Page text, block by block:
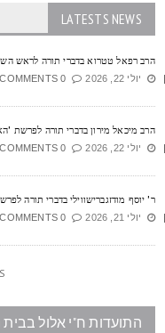
LATESTS NEWS
רפאל טטרוא בדברי תורה לראש השנה
יולי 22, 2026 0 COMMENTS
מיכאל מירון בדברי תורה לפרשת
יולי 22, 2026 0 COMMENTS
יוסף מודזגברישווילי בדברי תורה לפרשת
יולי 21, 2026 0 COMMENTS
התועדות ח"י אלול בבית